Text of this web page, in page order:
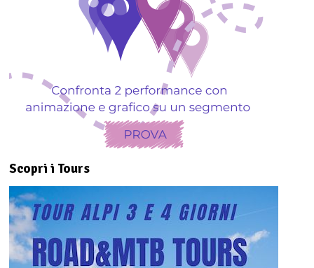
Scopri i Tours